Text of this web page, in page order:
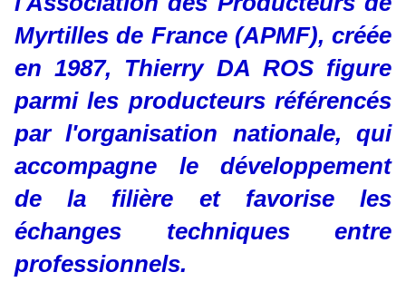
Myrtilles de France (APMF), créée
en 1987, Thierry DA ROS figure
parmi les producteurs référencés
par l'organisation nationale, qui
accompagne le développement
de la filière et favorise les
échanges techniques entre
professionnels.